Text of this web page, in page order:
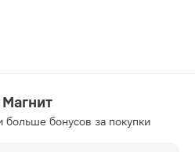
больше бонусов за покупки